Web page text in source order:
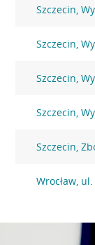
Szczecin,
Szczecin,
Szczecin,
Szczecin,
Szczecin,
Wrocław,